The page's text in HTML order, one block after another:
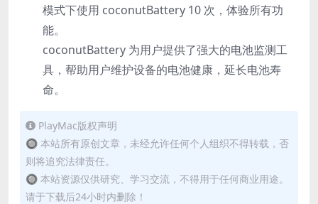
模式下使用 coconutBattery 10 次，体验所有功
能。
coconutBattery 为用户提供了强大的电池监测工
具，帮助用户维护设备的电池健康，延长电池寿
命。
PlayMac版权声明
🔘 本站所有原创文章，未经允许任何个人组织不得转载，否
则将追究法律责任。
🔘 本站资源仅供研究、学习交流，不得用于任何商业用途。
请于下载后24小时内删除！